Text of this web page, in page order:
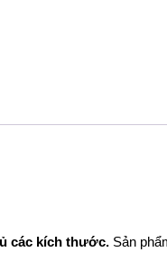
các kích thước. Sản